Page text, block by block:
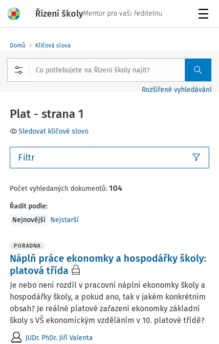
Řízení školyMentor pro vaši ředitelnu
Domů Klíčová slova
Rozšířené vyhledávání
Plat - strana 1
Sledovat klíčové slovo
Filtr
Počet vyhledaných dokumentů: 104
Řadit podle:
Nejnovější
Nejstarší
PORADNA
Náplň práce ekonomky a hospodářky školy:
platová třída
Je nebo není rozdíl v pracovní náplni ekonomky školy a
hospodářky školy, a pokud ano, tak v jakém konkrétním
obsah? Je reálné platové zařazení ekonomky základní
školy s VŠ ekonomickým vzděláním v 10. platové třídě?
JUDr. PhDr. Jiří Valenta